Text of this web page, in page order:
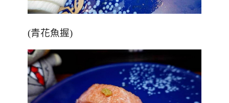
(青花魚握)